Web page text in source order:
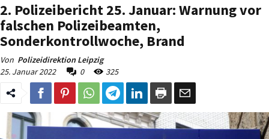
2. Polizeibericht 25. Januar: Warnung vor
falschen Polizeibeamten,
Sonderkontrollwoche, Brand
Von Polizeidirektion Leipzig
25. Januar 2022
0 325